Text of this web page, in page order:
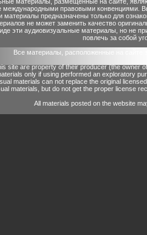
международными правовыми конвенциями.
предназначены только для
не может заменить качество
эти аудиовизуальные материалы, но не
повлечь за собой
Все материалы, расположенные на сайте
site are property of their producer (the owner
only if using performed an exploratory
materials can not replace the original
materials, but do not get the proper license
All materials posted on the website